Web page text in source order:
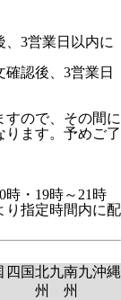
3営業日以内に
認後、3営業日
ので、その間に
ります。予めご了
時・19時～21時
り指定時間内に配
四国北九
州
南九
州
沖縄